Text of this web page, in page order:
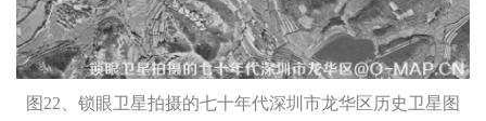
图22、锁眼卫星拍摄的七十年代深圳市龙华区历史卫星图